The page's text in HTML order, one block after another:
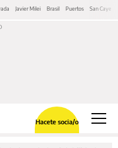
Javier Milei Brasil Puertos San
Hacete socia/o